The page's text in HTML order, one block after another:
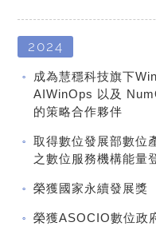
2024
成為慧穩科技旗下
AIWinOps 以及
的策略合作夥伴
取得數位發展部數位
之數位服務機構能量
榮獲國家永續發展獎
榮獲ASOCIO數位政